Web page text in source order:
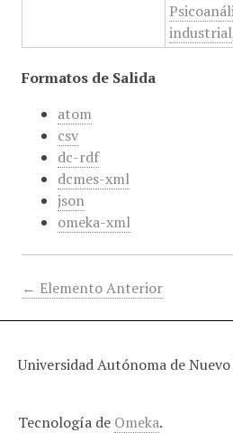
industrial
Formatos de Salida
atom
csv
dc-rdf
dcmes-xml
json
omeka-xml
← Elemento Anterior
Universidad Autónoma de
Tecnología de Omeka.